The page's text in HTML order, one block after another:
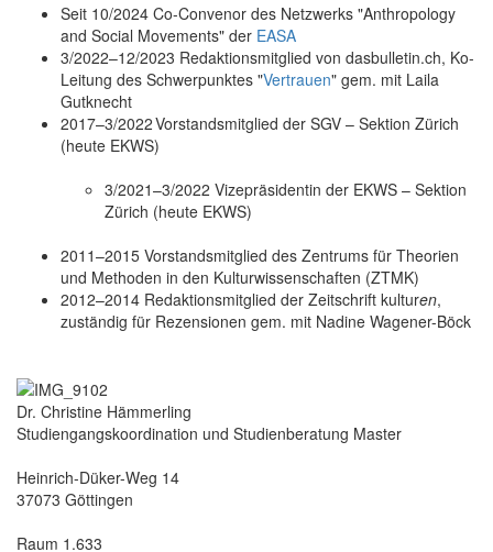
Seit 10/2024 Co-Convenor des Netzwerks "Anthropology
and Social Movements" der EASA
3/2022–12/2023 Redaktionsmitglied von dasbulletin.ch, Ko-
Leitung des Schwerpunktes "Vertrauen" gem. mit Laila
Gutknecht
2017–3/2022 Vorstandsmitglied der SGV – Sektion Zürich
(heute EKWS)
3/2021–3/2022 Vizepräsidentin der EKWS – Sektion
Zürich (heute EKWS)
2011–2015 Vorstandsmitglied des Zentrums für Theorien
und Methoden in den Kulturwissenschaften (ZTMK)
2012–2014 Redaktionsmitglied der Zeitschrift kulturen,
zuständig für Rezensionen gem. mit Nadine Wagener-Böck
Dr. Christine Hämmerling
Studiengangskoordination und Studienberatung Master
Heinrich-Düker-Weg 14
37073 Göttingen
Raum 1.633